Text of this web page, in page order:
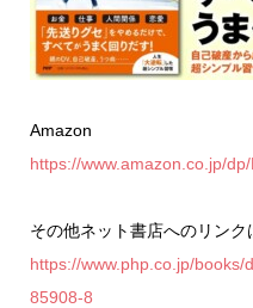
Amazon
https://www.amazon.co.jp/
その他ネット書店へのリンク
https://www.php.co.jp/
85908-8